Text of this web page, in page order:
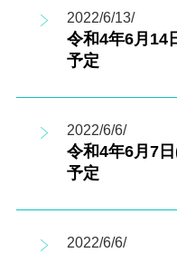
2022/6/13/
令和4年6月14
予定
2022/6/6/
令和4年6月7
予定
2022/6/6/